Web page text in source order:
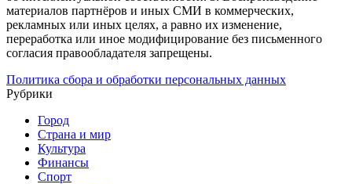
материалов партнёров и иных СМИ в коммерческих,
рекламных или иных целях, а равно их изменение,
переработка или иное модифицирование без письменного
согласия правообладателя запрещены.
Политика сбора и обработки персональных данных
Рубрики
Город
Страна и мир
Культура
Финансы
Спорт